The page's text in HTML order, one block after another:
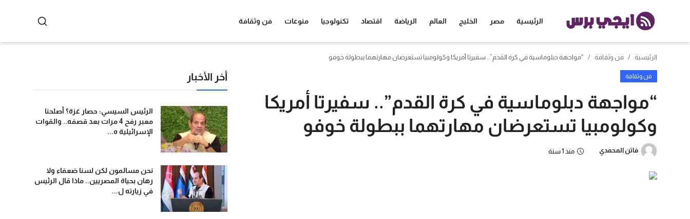
الرئيسية مصر الخليج العالم الرياضة اقتصاد تكنولوجيا منوعات فن وثقافة
الرئيسية فن وثقافة “مواجهة دبلوماسية في كرة القدم”.. سفيرتا أمريكا وكولومبيا تستعرضان مهارتهما ببطولة خوفو
فن وثقافة
“مواجهة دبلوماسية في كرة القدم”.. سفيرتا أمريكا
وكولومبيا تستعرضان مهارتهما ببطولة خوفو
فاتن المحمدي منذ 1 سنة
أخر الأخبار
الرئيس السيسي: حصار غزة؟ أصلحنا
معبر رفح 4 مرات بعد قصفه.. والقوات
الإسرائيلية ه...
نحن مسالمون لكن لسنا ضعفاء ولا
رهان بحياة المصريين.. ماذا قال الرئيس
في زيارته ل...